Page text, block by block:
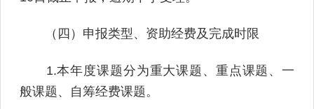
（四）申报类型、资助经费及完成时限
1.本年度课题分为重大课题、重点课题、一
般课题、自筹经费课题。